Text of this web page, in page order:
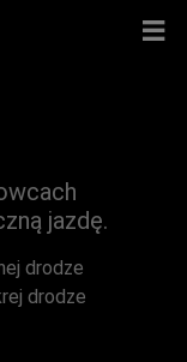
jazdę.
drodze
drodze